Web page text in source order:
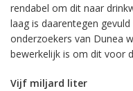
rendabel om dit naar
laag is daarentegen
onderzoekers van Dunea
bewerkelijk is om dit voor
Vijf miljard liter